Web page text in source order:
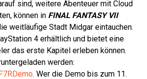
sind, weitere Abenteuer mit Cloud
können in FINAL FANTASY VII
weitläufige Stadt Midgar eintauchen.
4 erhältlich und bietet eine
das erste Kapitel erleben können.
werden:
. Wer die Demo bis zum 11.